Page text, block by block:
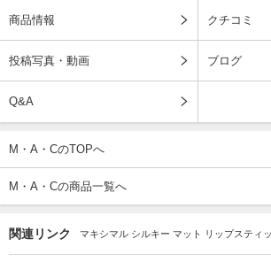
商品情報 クチコミ
投稿写真・動画 ブログ
Q&A
M・A・CのTOPへ
M・A・Cの商品一覧へ
関連リンク マキシマル シルキー マット リップスティ